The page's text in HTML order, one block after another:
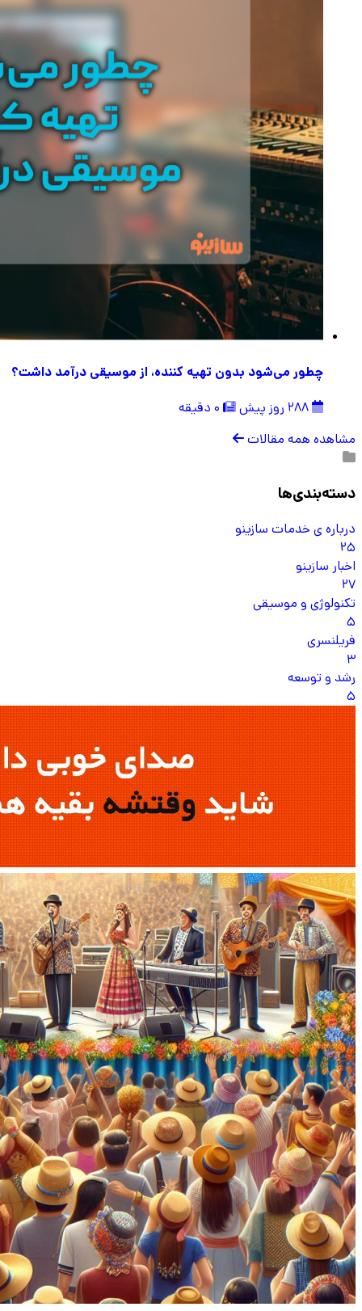
چطور می‌شود بدون تهیه کننده، از موسیقی درآمد داشت؟
مشاهده همه مقالات
دسته‌بندی‌ها
درباره ی خدمات سازینو
25
اخبار سازینو
27
تکنولوژی و موسیقی
5
فریلنسری
3
رشد و توسعه
5